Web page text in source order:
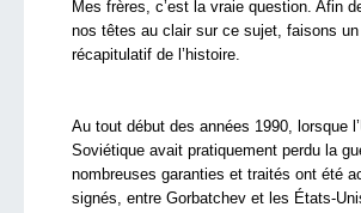
Mes frères, c’est la vraie question. Afin
nos têtes au clair sur ce sujet, faisons un
récapitulatif de l’histoire.
Au tout début des années 1990, lorsque
Soviétique avait pratiquement perdu la
nombreuses garanties et traités ont été
signés, entre Gorbatchev et les États-